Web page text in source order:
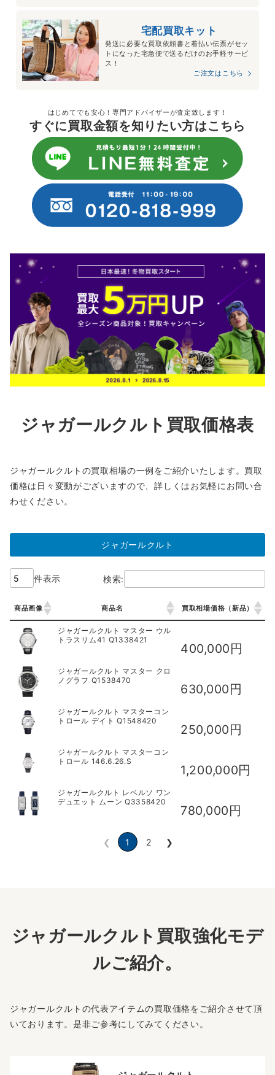
宅配買取キット
発送に必要な買取依頼書と着払い伝票がセッ
トになった宅急便で送るだけのお手軽サービ
ス！
ご注文はこちら
はじめてでも安心！専門アドバイザーが査定致します！
すぐに買取金額を知りたい方はこちら
ジャガールクルト買取価格表
ジャガールクルトの買取相場の一例をご紹介いたします。買取
価格は日々変動がございますので、詳しくはお気軽にお問い合
わせください。
ジャガールクルト
件表示 検索:
商品画像 商品名 買取相場価格（新品）
商品画像 商品名
ジャガールクルト マスター ウル
トラスリム41 Q1338421
400,000円
ジャガールクルト マスター クロ
ノグラフ Q1538470
630,000円
ジャガールクルト マスターコン
トロール デイト Q1548420
250,000円
ジャガールクルト マスターコン
トロール 146.6.26.S
1,200,000円
ジャガールクルト レベルソ ワン
デュエット ムーン Q3358420
780,000円
❮ 1 2 ❯
ジャガールクルト買取強化モデ
ルご紹介。
ジャガールクルトの代表アイテムの買取価格をご紹介させて頂
いております。是非ご参考にしてみてください。